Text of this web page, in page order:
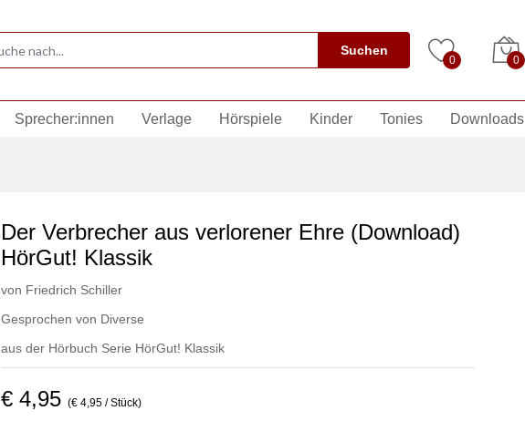
Suchen
0 0
Sprecher:innen Verlage Hörspiele Kinder Tonies Downloads
Der Verbrecher aus verlorener Ehre (Download)
HörGut! Klassik
von Friedrich Schiller
Gesprochen von Diverse
aus der Hörbuch Serie HörGut! Klassik
€ 4,95 (€ 4,95 / Stück)